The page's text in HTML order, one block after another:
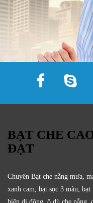
BẠT CHE
ĐẠT
Chuyên Bạt che nắng mưa,
xanh cam, bạt sọc 3 màu,